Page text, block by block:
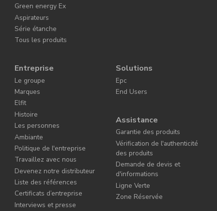
Green energy Ex
Aspirateurs
Série étanche
Tous les produits
Entreprise
Le groupe
Marques
Elfit
Histoire
Les personnes
Ambiante
Politique de l'entreprise
Travaillez avec nous
Devenez notre distributeur
Liste des références
Certificats d’entreprise
Interviews et presse
Solutions
Epc
End Users
Assistance
Garantie des produits
Vérification de l'authenticité
des produits
Demande de devis et
d'informations
Ligne Verte
Zone Réservée